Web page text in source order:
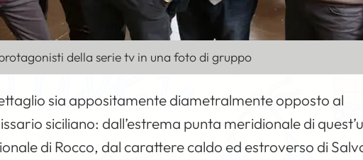
della serie tv in una foto di gruppo
sia appositamente diametralmente opposto al
siciliano: dall’estrema punta meridionale di
di Rocco, dal carattere caldo ed estroverso di